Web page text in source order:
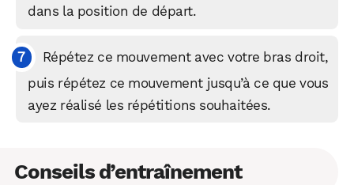
dans la position de départ.
Répétez ce mouvement avec votre bras droit,
puis répétez ce mouvement jusqu’à ce que vous
ayez réalisé les répétitions souhaitées.
Conseils d’entraînement
Facebook LinkedIn